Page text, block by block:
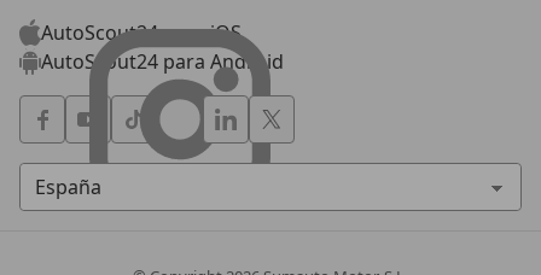
AutoScout24 para iOS
AutoScout24 para Android